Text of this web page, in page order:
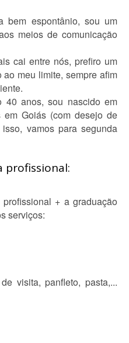
bem espontânio, sou um
meios de comunicação
cai entre nós, prefiro um
meu limite, sempre afim
40 anos, sou nascido em
Goiás (com desejo de
vamos para segunda
profissional:
+ a graduação
serviços:
visita, panfleto, pasta,...